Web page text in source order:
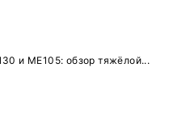
и ME105: обзор тяжёлой...